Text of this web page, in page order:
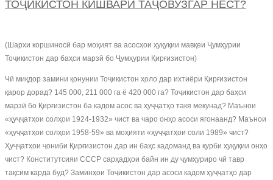
ТОҶИКИСТОН КИШВАРИ ТАҶОВУЗГАР НЕСТ?
(Шархи коршиносӣ бар моҳият ва асосҳои ҳуқуқии мавқеи Ҷумҳурии
Тоҷикистон дар баҳси марзӣ бо Ҷумҳурии Қирғизистон)
Чӣ миқдор замини қонунии Тоҷикистон ҳоло дар ихтиёри Қирғизистон
қарор дорад? 145 000, 211 000 га ё 420 000 га? Тоҷикистон дар баҳси
марзӣ бо Қирғизистон ба кадом асос ва ҳуҷҷатҳо такя мекунад? Маънои
«ҳуҷҷатҳои солҳои 1924-1932» чист ва чаро онҳо асоси ягонаанд? Маънои
«ҳуҷҷатҳои солҳои 1958-59» ва моҳияти «ҳуҷҷатҳои соли 1989» чист?
Ҳуҷҷатҳои ҷониби Қирғизистон дар ин баҳс кадоманд ва қурби ҳуқуқии онҳо
чист? Конститутсияи СССР сарҳадҳои байн ин ду ҷумҳуриро чӣ тавр
тақсим карда буд? Заминҳои Тоҷикистон дар асоси кадом ҳуҷҷатҳо дар